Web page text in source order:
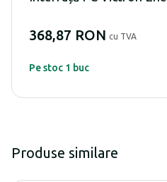
368,87 RON cu TVA
Pe stoc 1 buc
Produse similare